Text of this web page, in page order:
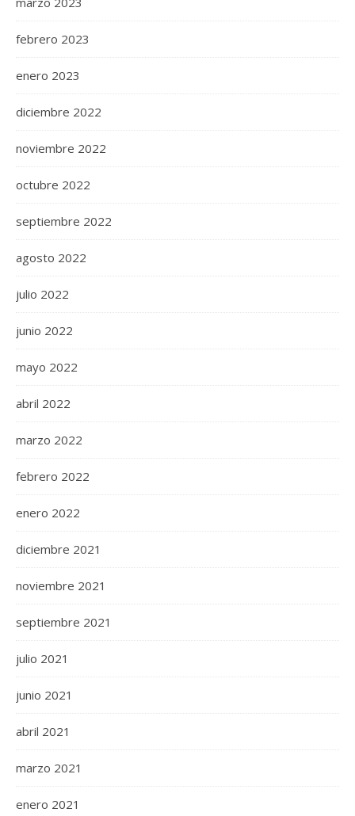
febrero 2023
enero 2023
diciembre 2022
noviembre 2022
octubre 2022
septiembre 2022
agosto 2022
julio 2022
junio 2022
mayo 2022
abril 2022
marzo 2022
febrero 2022
enero 2022
diciembre 2021
noviembre 2021
septiembre 2021
julio 2021
junio 2021
abril 2021
marzo 2021
enero 2021